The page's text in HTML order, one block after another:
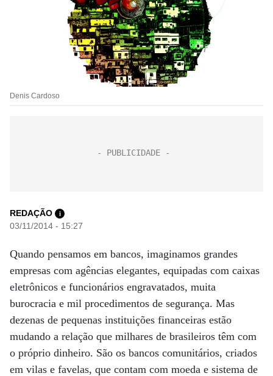
Denis Cardoso
REDAÇÃO i
03/11/2014 - 15:27
Quando pensamos em bancos, imaginamos grandes
empresas com agências elegantes, equipadas com caixas
eletrônicos e funcionários engravatados, muita
burocracia e mil procedimentos de segurança. Mas
dezenas de pequenas instituições financeiras estão
mudando a relação que milhares de brasileiros têm com
o próprio dinheiro. São os bancos comunitários, criados
em vilas e favelas, que contam com moeda e sistema de